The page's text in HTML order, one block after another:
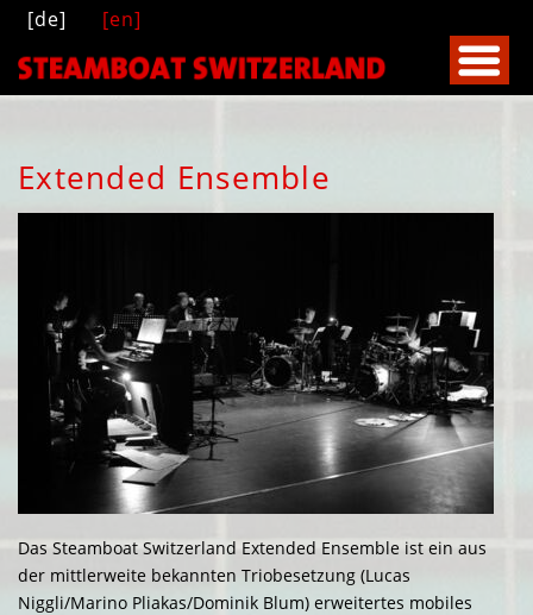
[de] [en]
Extended Ensemble
Das Steamboat Switzerland Extended Ensemble ist ein aus
der mittlerweite bekannten Triobesetzung (Lucas
Niggli/Marino Pliakas/Dominik Blum) erweitertes mobiles